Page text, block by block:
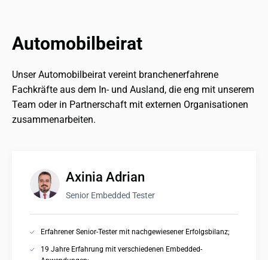
Automobilbeirat
Unser Automobilbeirat vereint branchenerfahrene
Fachkräfte aus dem In- und Ausland, die eng mit unserem
Team oder in Partnerschaft mit externen Organisationen
zusammenarbeiten.
Axinia Adrian
Senior Embedded Tester
Erfahrener Senior-Tester mit nachgewiesener Erfolgsbilanz;
19 Jahre Erfahrung mit verschiedenen Embedded-